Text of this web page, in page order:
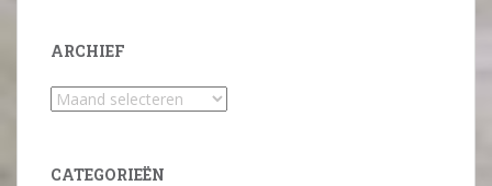
ARCHIEF
Archief
CATEGORIEËN